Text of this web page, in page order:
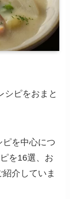
シピをおまと
ピを中心につ
を16選、お
介していま